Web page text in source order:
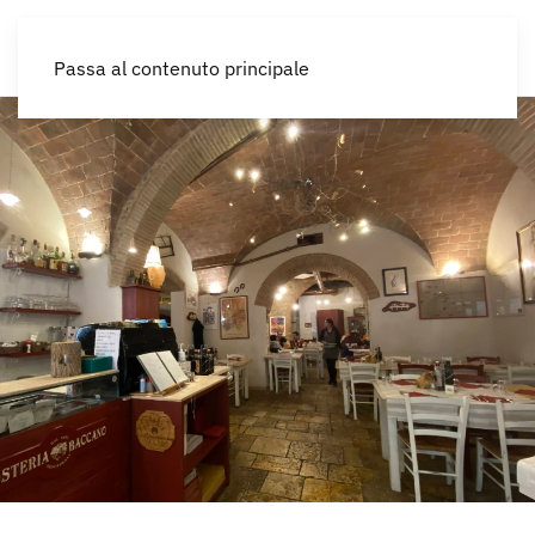
Passa al contenuto principale